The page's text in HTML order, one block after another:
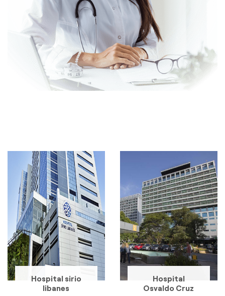
Hospital sirio
libanes
Hospital
Osvaldo Cruz